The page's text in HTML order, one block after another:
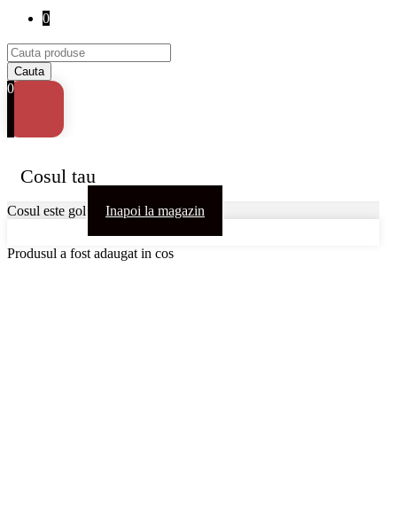
0
0
Cosul tau
Cosul este gol Inapoi la magazin
Produsul a fost adaugat in cos